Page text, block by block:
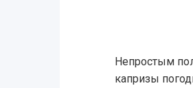
Непростым
капризы